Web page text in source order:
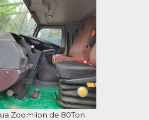
Zoomlion de 80Ton